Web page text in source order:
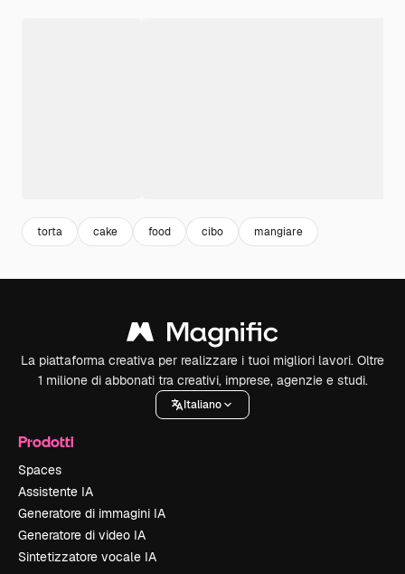
torta cake food cibo mangiare
La piattaforma creativa per realizzare i tuoi migliori lavori. Oltre
1 milione di abbonati tra creativi, imprese, agenzie e studi.
Italiano
Prodotti
Spaces
Assistente IA
Generatore di immagini IA
Generatore di video IA
Sintetizzatore vocale IA